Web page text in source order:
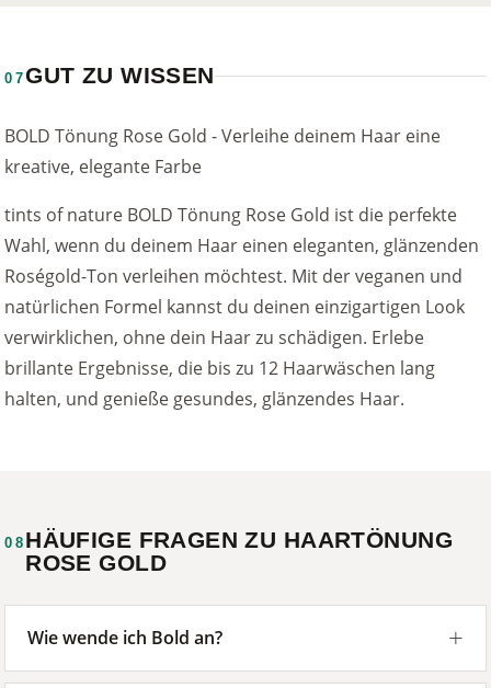
07GUT ZU WISSEN
BOLD Tönung Rose Gold - Verleihe deinem Haar eine
kreative, elegante Farbe
tints of nature BOLD Tönung Rose Gold ist die perfekte
Wahl, wenn du deinem Haar einen eleganten, glänzenden
Roségold-Ton verleihen möchtest. Mit der veganen und
natürlichen Formel kannst du deinen einzigartigen Look
verwirklichen, ohne dein Haar zu schädigen. Erlebe
brillante Ergebnisse, die bis zu 12 Haarwäschen lang
halten, und genieße gesundes, glänzendes Haar.
08 HÄUFIGE FRAGEN ZU HAARTÖNUNG
ROSE GOLD
Wie wende ich Bold an?